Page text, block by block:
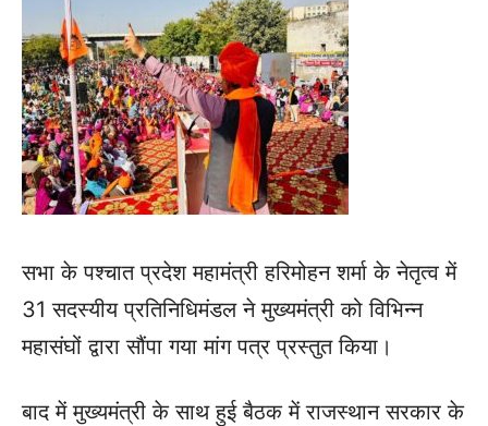
सभा के पश्चात प्रदेश महामंत्री हरिमोहन शर्मा के नेतृत्व में
31 सदस्यीय प्रतिनिधिमंडल ने मुख्यमंत्री को विभिन्न
महासंघों द्वारा सौंपा गया मांग पत्र प्रस्तुत किया।
बाद में मुख्यमंत्री के साथ हुई बैठक में राजस्थान सरकार के